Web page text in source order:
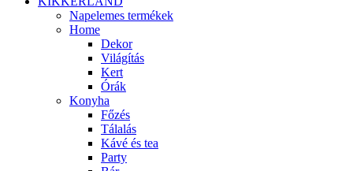
Napelemes termékek
Home
Dekor
Világítás
Kert
Órák
Konyha
Főzés
Tálalás
Kávé és tea
Party